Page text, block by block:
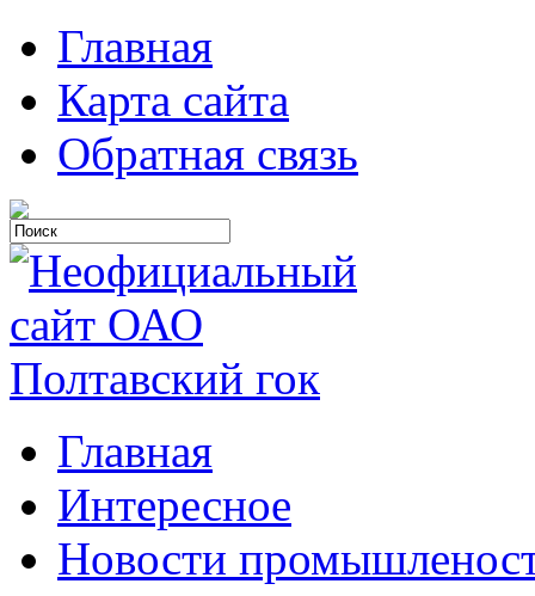
Главная
Карта сайта
Обратная связь
Главная
Интересное
Новости